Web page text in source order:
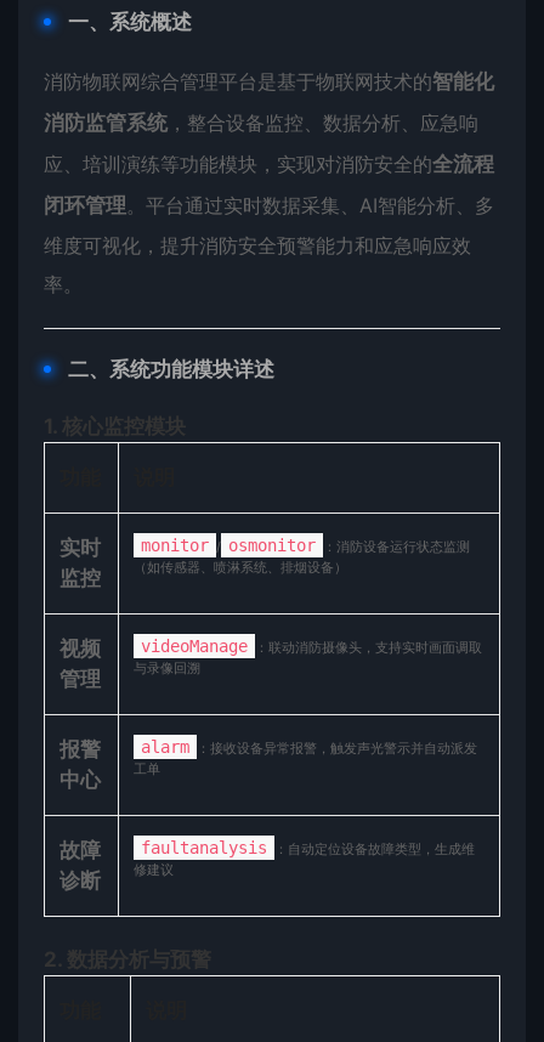
​一、系统概述​
消防物联网综合管理平台是基于物联网技术的​​智能化
消防监管系统​​，整合设备监控、数据分析、应急响
应、培训演练等功能模块，实现对消防安全的​​全流程
闭环管理​​。平台通过实时数据采集、AI智能分析、多
维度可视化，提升消防安全预警能力和应急响应效
率。
​二、系统功能模块详述​
​1. 核心监控模块​
​实时
监控​
monitor / osmonitor
：消防设备运行状态监测
（如传感器、喷淋系统、排烟设备）
​视频
管理​
videoManage
：联动消防摄像头，支持实时画面调取
与录像回溯
​报警
中心​
alarm
：接收设备异常报警，触发声光警示并自动派发
工单
​故障
诊断​
faultanalysis
：自动定位设备故障类型，生成维
修建议
​2. 数据分析与预警​